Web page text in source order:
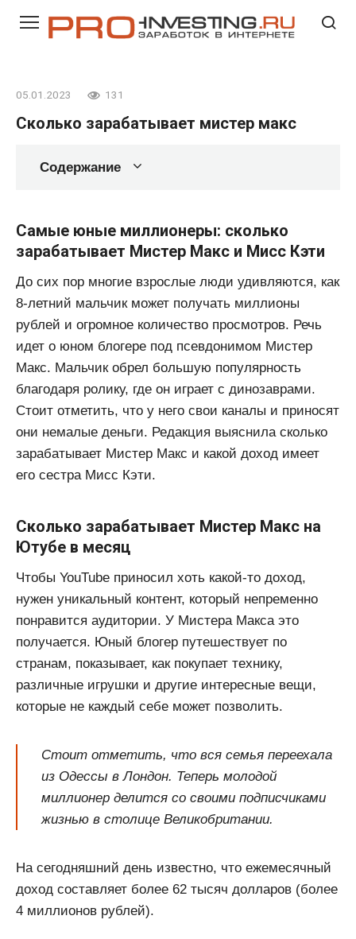
05.01.2023 131
Сколько зарабатывает мистер макс
Содержание
Самые юные миллионеры: сколько
зарабатывает Мистер Макс и Мисс Кэти
До сих пор многие взрослые люди удивляются, как
8-летний мальчик может получать миллионы
рублей и огромное количество просмотров. Речь
идет о юном блогере под псевдонимом Мистер
Макс. Мальчик обрел большую популярность
благодаря ролику, где он играет с динозаврами.
Стоит отметить, что у него свои каналы и приносят
они немалые деньги. Редакция выяснила сколько
зарабатывает Мистер Макс и какой доход имеет
его сестра Мисс Кэти.
Сколько зарабатывает Мистер Макс на
Ютубе в месяц
Чтобы YouTube приносил хоть какой-то доход,
нужен уникальный контент, который непременно
понравится аудитории. У Мистера Макса это
получается. Юный блогер путешествует по
странам, показывает, как покупает технику,
различные игрушки и другие интересные вещи,
которые не каждый себе может позволить.
Стоит отметить, что вся семья переехала
из Одессы в Лондон. Теперь молодой
миллионер делится со своими подписчиками
жизнью в столице Великобритании.
На сегодняшний день известно, что ежемесячный
доход составляет более 62 тысяч долларов (более
4 миллионов рублей).